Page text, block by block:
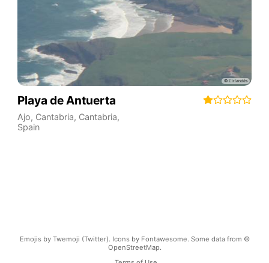
Playa de Antuerta
Ajo, Cantabria, Cantabria,
Spain
Emojis by Twemoji (Twitter). Icons by Fontawesome. Some data from ©
OpenStreetMap.